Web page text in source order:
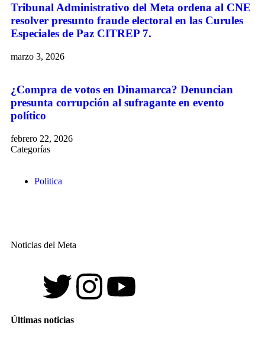
Tribunal Administrativo del Meta ordena al CNE
resolver presunto fraude electoral en las Curules
Especiales de Paz CITREP 7.
marzo 3, 2026
¿Compra de votos en Dinamarca? Denuncian
presunta corrupción al sufragante en evento
político
febrero 22, 2026
Categorías
Politica
Noticias del Meta
Últimas noticias